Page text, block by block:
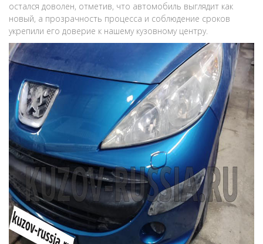
остался доволен, отметив, что автомобиль выглядит как
новый, а прозрачность процесса и соблюдение сроков
укрепили его доверие к нашему кузовному центру.